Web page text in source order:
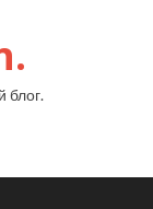
блог.